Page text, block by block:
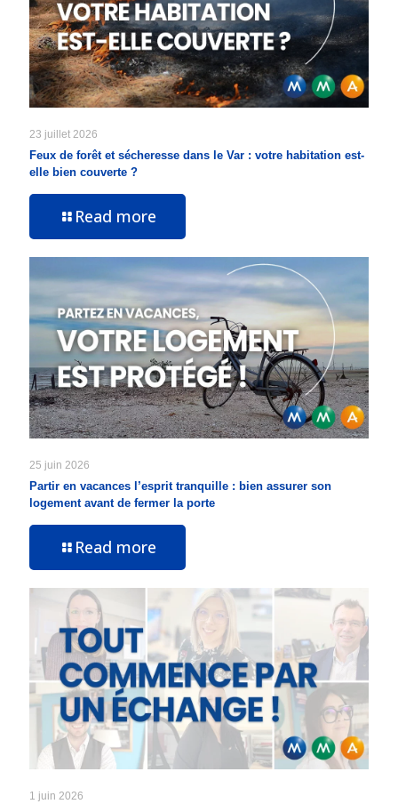
23 juillet 2026
Feux de forêt et sécheresse dans le Var : votre habitation est-
elle bien couverte ?
Read more
25 juin 2026
Partir en vacances l’esprit tranquille : bien assurer son
logement avant de fermer la porte
Read more
1 juin 2026